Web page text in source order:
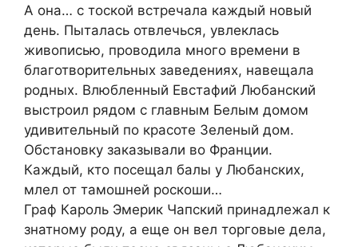
А она… с тоской встречала каждый новый
день. Пыталась отвлечься, увлеклась
живописью, проводила много времени в
благотворительных заведениях, навещала
родных. Влюбленный Евстафий Любанский
выстроил рядом с главным Белым домом
удивительный по красоте Зеленый дом.
Обстановку заказывали во Франции.
Каждый, кто посещал балы у Любанских,
млел от тамошней роскоши…
Граф Кароль Эмерик Чапский принадлежал к
знатному роду, а еще он вел торговые дела,